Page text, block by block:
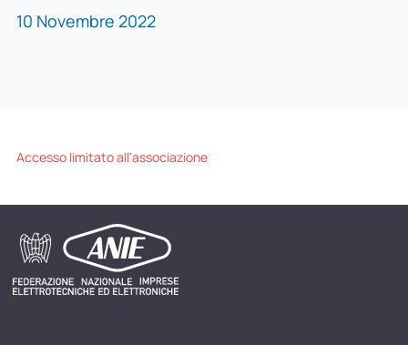
10 Novembre 2022
Accesso limitato all'associazione